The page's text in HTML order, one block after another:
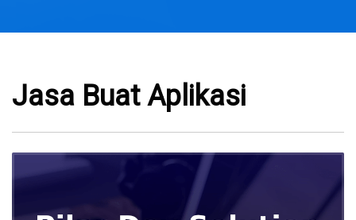
Jasa Buat Aplikasi